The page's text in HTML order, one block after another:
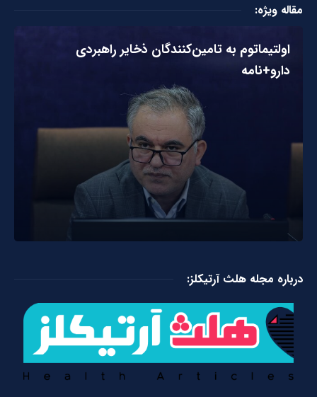
مقاله ویژه:
اولتیماتوم به تامین‌کنندگان ذخایر راهبردی
دارو+نامه
درباره مجله هلث آرتیکلز: